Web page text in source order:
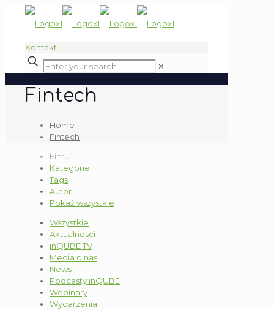
Kontakt
✕
Fintech
Home
Fintech
Filtruj
Kategorie
Tags
Autor
Pokaż wszystkie
Wszystkie
Aktualnosci
inQUBE TV
Media o nas
News
Podcasty inQUBE
Webinary
Wydarzenia